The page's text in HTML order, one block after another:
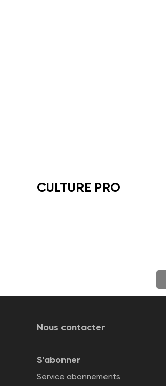
CULTURE PRO
Nous contacter
S'abonner
Service abonnements